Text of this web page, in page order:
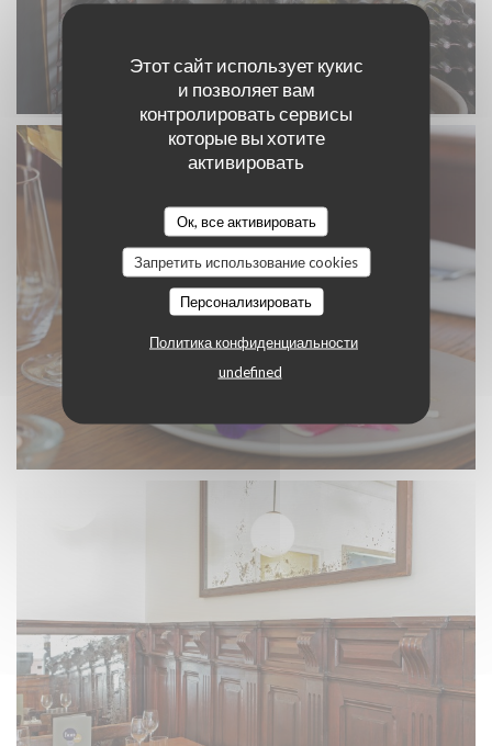
Этот сайт использует кукис
и позволяет вам
контролировать сервисы
которые вы хотите
активировать
Ок, все активировать
Запретить использование cookies
Персонализировать
Политика конфиденциальности
undefined